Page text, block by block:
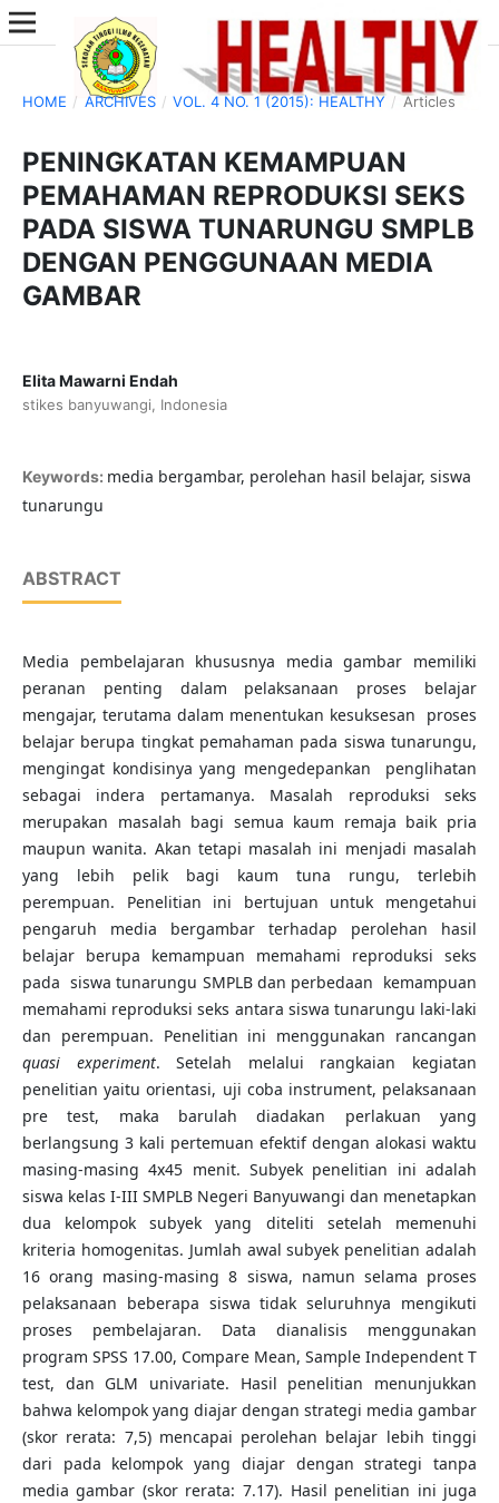
HOME / ARCHIVES / VOL. 4 NO. 1 (2015): HEALTHY / Articles
PENINGKATAN KEMAMPUAN
PEMAHAMAN REPRODUKSI SEKS
PADA SISWA TUNARUNGU SMPLB
DENGAN PENGGUNAAN MEDIA
GAMBAR
Elita Mawarni Endah
stikes banyuwangi, Indonesia
Keywords: media bergambar, perolehan hasil belajar, siswa
tunarungu
ABSTRACT
Media pembelajaran khususnya media gambar memiliki
peranan penting dalam pelaksanaan proses belajar
mengajar, terutama dalam menentukan kesuksesan proses
belajar berupa tingkat pemahaman pada siswa tunarungu,
mengingat kondisinya yang mengedepankan penglihatan
sebagai indera pertamanya. Masalah reproduksi seks
merupakan masalah bagi semua kaum remaja baik pria
maupun wanita. Akan tetapi masalah ini menjadi masalah
yang lebih pelik bagi kaum tuna rungu, terlebih
perempuan. Penelitian ini bertujuan untuk mengetahui
pengaruh media bergambar terhadap perolehan hasil
belajar berupa kemampuan memahami reproduksi seks
pada siswa tunarungu SMPLB dan perbedaan kemampuan
memahami reproduksi seks antara siswa tunarungu laki-laki
dan perempuan. Penelitian ini menggunakan rancangan
quasi experiment. Setelah melalui rangkaian kegiatan
penelitian yaitu orientasi, uji coba instrument, pelaksanaan
pre test, maka barulah diadakan perlakuan yang
berlangsung 3 kali pertemuan efektif dengan alokasi waktu
masing-masing 4x45 menit. Subyek penelitian ini adalah
siswa kelas I-III SMPLB Negeri Banyuwangi dan menetapkan
dua kelompok subyek yang diteliti setelah memenuhi
kriteria homogenitas. Jumlah awal subyek penelitian adalah
16 orang masing-masing 8 siswa, namun selama proses
pelaksanaan beberapa siswa tidak seluruhnya mengikuti
proses pembelajaran. Data dianalisis menggunakan
program SPSS 17.00, Compare Mean, Sample Independent T
test, dan GLM univariate. Hasil penelitian menunjukkan
bahwa kelompok yang diajar dengan strategi media gambar
(skor rerata: 7,5) mencapai perolehan belajar lebih tinggi
dari pada kelompok yang diajar dengan strategi tanpa
media gambar (skor rerata: 7.17). Hasil penelitian ini juga